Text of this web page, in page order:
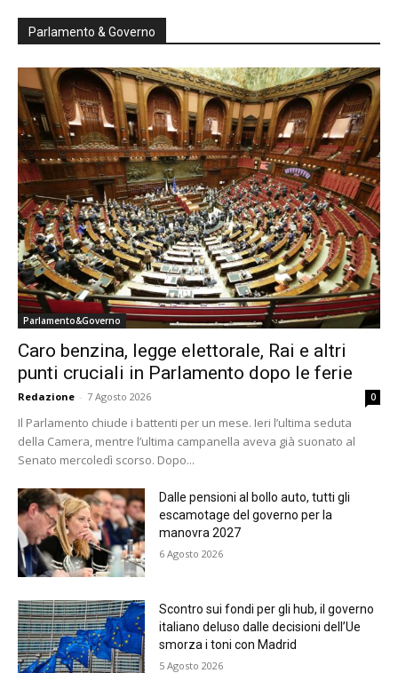
Parlamento & Governo
Parlamento&Governo
Caro benzina, legge elettorale, Rai e altri
punti cruciali in Parlamento dopo le ferie
Redazione - 7 Agosto 2026 0
Il Parlamento chiude i battenti per un mese. Ieri l’ultima seduta
della Camera, mentre l’ultima campanella aveva già suonato al
Senato mercoledì scorso. Dopo...
Dalle pensioni al bollo auto, tutti gli
escamotage del governo per la
manovra 2027
6 Agosto 2026
Scontro sui fondi per gli hub, il governo
italiano deluso dalle decisioni dell’Ue
smorza i toni con Madrid
5 Agosto 2026